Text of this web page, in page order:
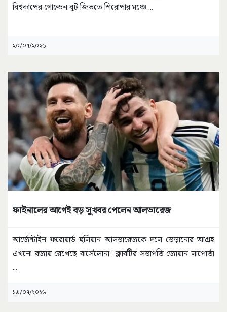
বিশ্বকাপের গোল্ডেন বুট জিততে শিরোপার মঞ্চে ...
২০/০৭/২০২৬
ফাইনালের আগেই বড় সুখবর পেলেন আলভারেজ
আর্জেন্টাইন ফরোয়ার্ড হুলিয়ান আলভারেজকে দলে ভেড়ানোর আগ্রহ
এখনো বজায় রেখেছে বার্সেলোনা। ক্লাবটির সভাপতি জোয়ান লাপোর্তা
...
১৯/০৭/২০২৬